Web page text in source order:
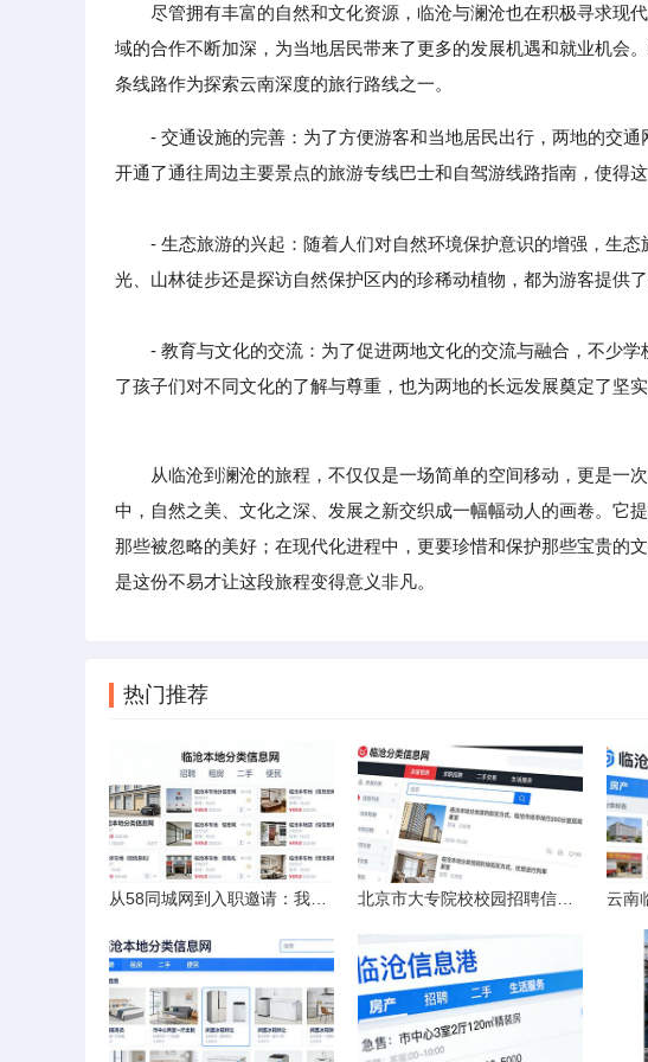
尽管拥有丰富的自然和文化资源，临沧与澜沧也在积极寻求现
域的合作不断加深，为当地居民带来了更多的发展机遇和就业机会
条线路作为探索云南深度的旅行路线之一。
- 交通设施的完善：为了方便游客和当地居民出行，两地的交
开通了通往周边主要景点的旅游专线巴士和自驾游线路指南，使得
- 生态旅游的兴起：随着人们对自然环境保护意识的增强，生态
光、山林徒步还是探访自然保护区内的珍稀动植物，都为游客提供
- 教育与文化的交流：为了促进两地文化的交流与融合，不少学
了孩子们对不同文化的了解与尊重，也为两地的长远发展奠定了坚实
从临沧到澜沧的旅程，不仅仅是一场简单的空间移动，更是一
中，自然之美、文化之深、发展之新交织成一幅幅动人的画卷。它
那些被忽略的美好；在现代化进程中，更要珍惜和保护那些宝贵的
是这份不易才让这段旅程变得意义非凡。
热门推荐